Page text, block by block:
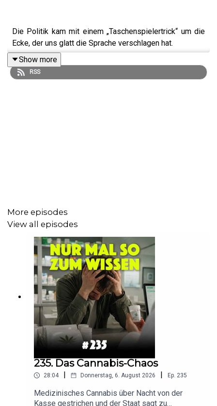
Die Politik kam mit einem „Taschenspielertrick“ um die
Ecke, der uns glatt die Sprache verschlagen hat.
Der Plot-Twist der Woche:
dazu gönnt sich die Regierung einen kräftigen Schluck
aus der Beitrags-Pulle. Das ist nicht „sozial“, das ist
Fehlt dieser Regierung eigentlich komplett der Mut für
große, nicht mehr wegzudenkende Reformschritte?
Hör jetzt rein und erfahre, warum du dein Glück selbst in
die Hand nehmen musst, bevor Lars das Sparschwein
endgültig schlachtet!
Show more
RSS
More episodes
View all episodes
235. Das Cannabis-Chaos
28:04 | Donnerstag, 6. August 2026 | Ep. 235
Medizinisches Cannabis über Nacht von der
Kasse gestrichen und der Staat sagt zu